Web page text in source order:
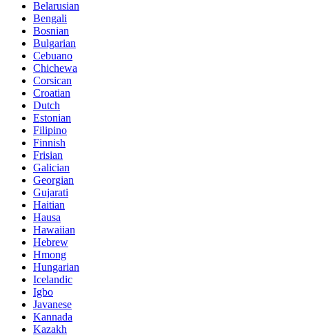
Belarusian
Bengali
Bosnian
Bulgarian
Cebuano
Chichewa
Corsican
Croatian
Dutch
Estonian
Filipino
Finnish
Frisian
Galician
Georgian
Gujarati
Haitian
Hausa
Hawaiian
Hebrew
Hmong
Hungarian
Icelandic
Igbo
Javanese
Kannada
Kazakh